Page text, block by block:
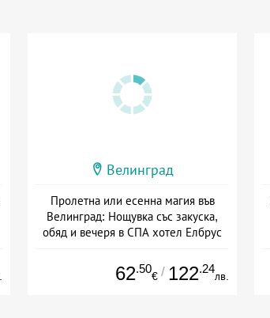
Велинград
Пролетна или есенна магия във
Велинград: Нощувка със закуска,
обяд и вечеря в СПА хотел Елбрус
62.50
€ / 122.24
лв.